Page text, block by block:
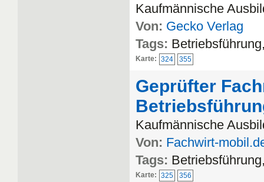
Kaufmännische
Von: Gecko Verlag
Tags:
Karte: 324 355
Geprüfter
Kaufmännische
Von: Fachwirt-
Tags:
Karte: 325 356